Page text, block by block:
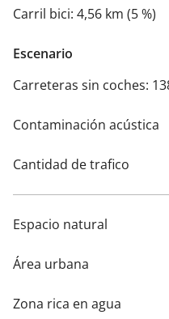
Carril bici: 4,56 km (5 %)
Escenario
Carreteras sin coches:
Contaminación acústica
Cantidad de trafico
Espacio natural
Área urbana
Zona rica en agua